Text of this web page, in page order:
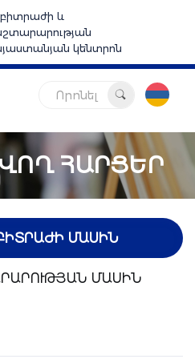
և
կենտրոն
Որոնել
ՀԱՐՑԵՐ
ՄԱՍԻՆ
ՄԱՍԻՆ